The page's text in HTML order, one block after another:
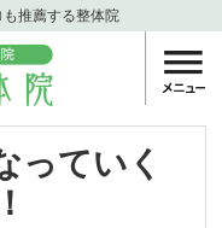
推薦する整体院
っていく